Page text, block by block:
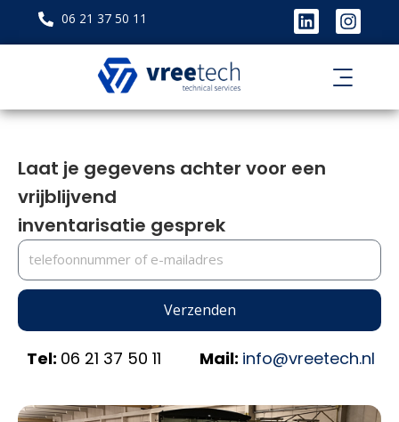
de
06 21 37 50 11 L
i
n
d
i
I
n
s
t
a
g
r
Laat je gegevens achter voor een
vrijblijvend
inventarisatie gesprek
Verzenden
Tel: 06 21 37 50 11 Mail: info@vreetech.nl